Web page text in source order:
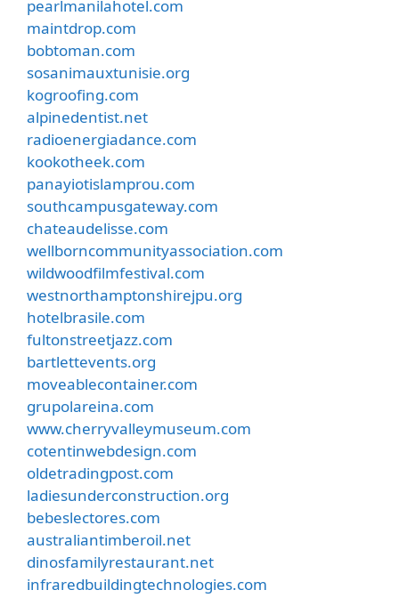
pearlmanilahotel.com
maintdrop.com
bobtoman.com
sosanimauxtunisie.org
kogroofing.com
alpinedentist.net
radioenergiadance.com
kookotheek.com
panayiotislamprou.com
southcampusgateway.com
chateaudelisse.com
wellborncommunityassociation.com
wildwoodfilmfestival.com
westnorthamptonshirejpu.org
hotelbrasile.com
fultonstreetjazz.com
bartlettevents.org
moveablecontainer.com
grupolareina.com
www.cherryvalleymuseum.com
cotentinwebdesign.com
oldetradingpost.com
ladiesunderconstruction.org
bebeslectores.com
australiantimberoil.net
dinosfamilyrestaurant.net
infraredbuildingtechnologies.com